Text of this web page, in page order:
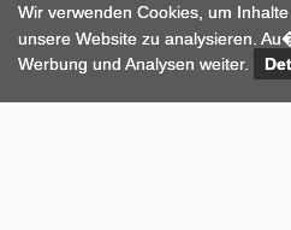
Wir verwenden Cookies, um
unsere Website zu analysieren.
Werbung und Analysen weiter.